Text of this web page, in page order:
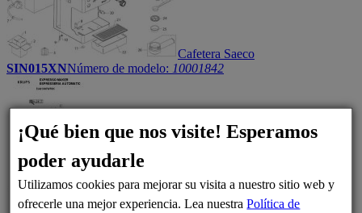
Cafetera Saeco
SIN015XNNúmero de modelo: 10001842
Cafetera Krups EA81087070K
¡Qué bien que nos visite! Esperamos
poder ayudarle
Utilizamos cookies para mejorar su visita a nuestro sitio web y
ofrecerle una mejor experiencia. Lea nuestraPolítica de